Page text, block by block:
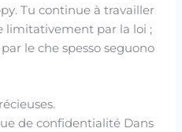
Tu continue à travailler
limitativement par la loi ;
le che spesso seguono
de confidentialité Dans